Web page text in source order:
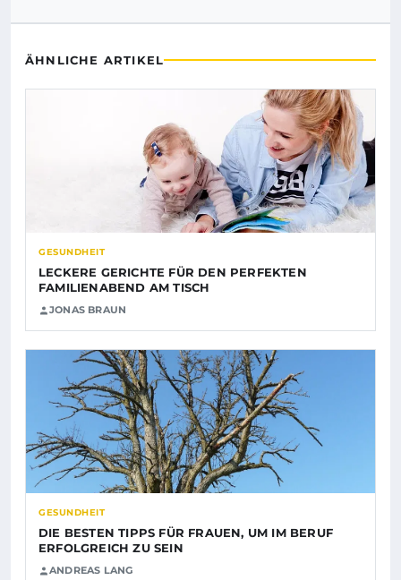
ÄHNLICHE ARTIKEL
GESUNDHEIT
LECKERE GERICHTE FÜR DEN PERFEKTEN
FAMILIENABEND AM TISCH
JONAS BRAUN
GESUNDHEIT
DIE BESTEN TIPPS FÜR FRAUEN, UM IM BERUF
ERFOLGREICH ZU SEIN
ANDREAS LANG